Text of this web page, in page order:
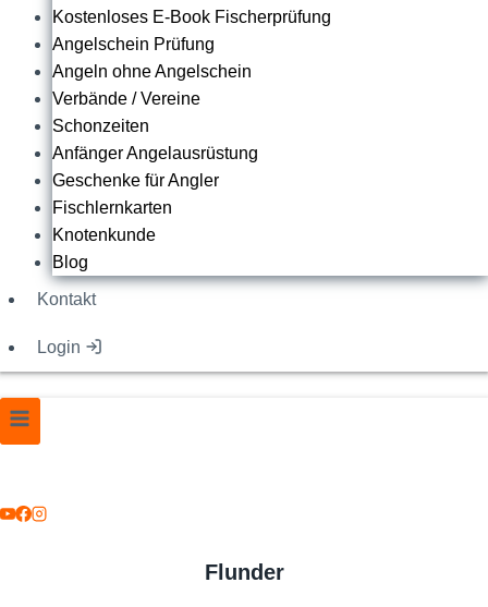
Kostenloses E-Book Fischerprüfung
Angelschein Prüfung
Angeln ohne Angelschein
Verbände / Vereine
Schonzeiten
Anfänger Angelausrüstung
Geschenke für Angler
Fischlernkarten
Knotenkunde
Blog
Kontakt
Login
Flunder